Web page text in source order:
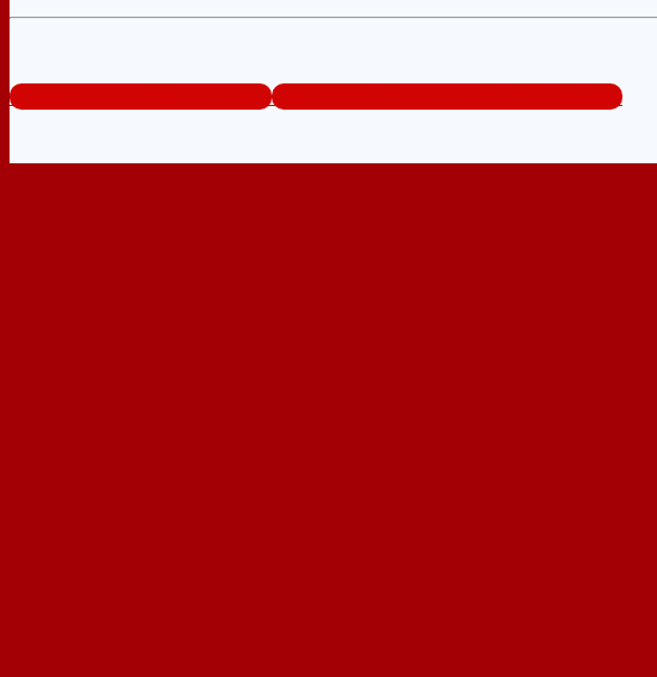
www.cuanhuaphongngu.com Tổng đài tư vấn miễn phí: 0824.400.400